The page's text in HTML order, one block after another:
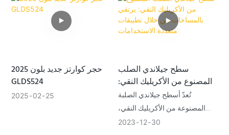
حجر كوارتز جديد بلون 2025
GLDS524
2025 02 25
سطح جيلاندي الصلب
المصنوع من الأكريليك النقي:
يرتقي بالمساحات من خلال
تطبيقات متعددة الاستخدامات
تُعدّ أسطح جيلاندي الصلبة
المصنوعة من الأكريليك النقي،
بفضل مرونتها ومتانتها الاستثنائية،
2023 12 30